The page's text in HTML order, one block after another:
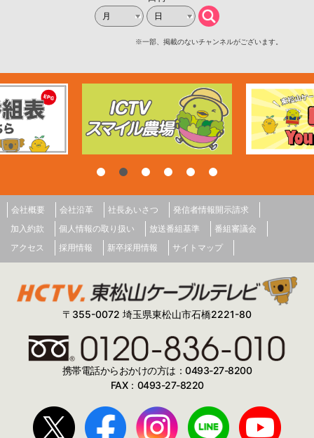
会社概要 会社沿革 社長あいさつ
発信者情報開示請求
加入約款
個人情報の取り扱い 放送番組基準
番組審議会
アクセス
採用情報 新卒採用情報 サイトマップ
〒355-0072 埼玉県東松山市石橋2221-80
携帯電話からおかけの方は：0493-27-8200
FAX：0493-27-8220